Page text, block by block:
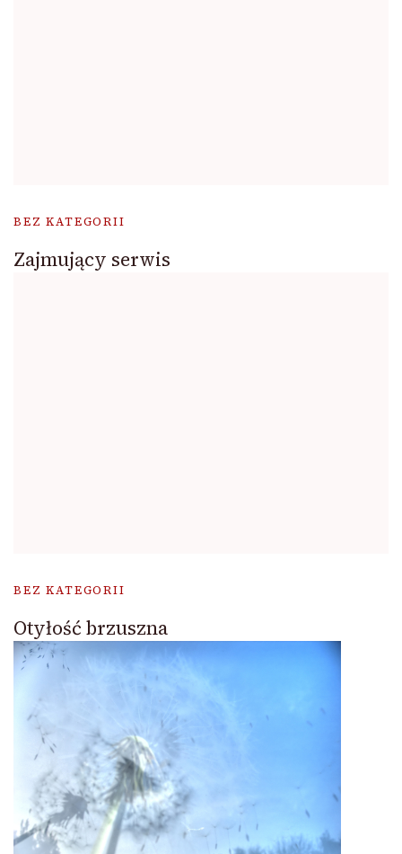
BEZ KATEGORII
Zajmujący serwis
BEZ KATEGORII
Otyłość brzuszna